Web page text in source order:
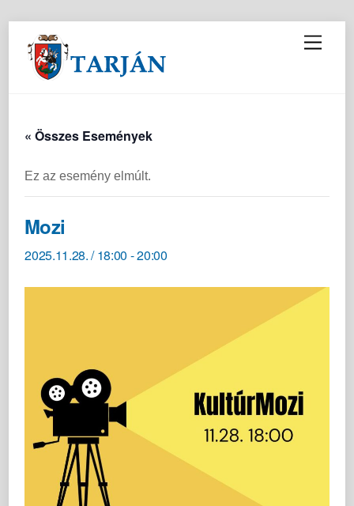
M
e
« Összes Események
Ez az esemény elmúlt.
Mozi
2025.11.28. / 18:00 -20:00